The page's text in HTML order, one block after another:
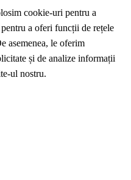
cookie-uri pentru a
a oferi funcții de rețele
asemenea, le oferim
și de analize informații
ul nostru.